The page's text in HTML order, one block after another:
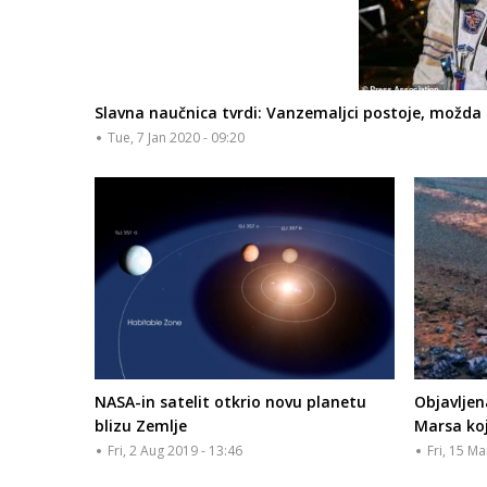
Slavna naučnica tvrdi: Vanzemaljci postoje,
Tue, 7 Jan 2020 - 09:20
NASA-in satelit otkrio novu planetu
blizu Zemlje
Fri, 2 Aug 2019 - 13:46
Marsa
Fri, 15